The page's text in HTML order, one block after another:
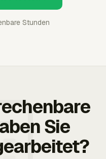
Stunden
Sie